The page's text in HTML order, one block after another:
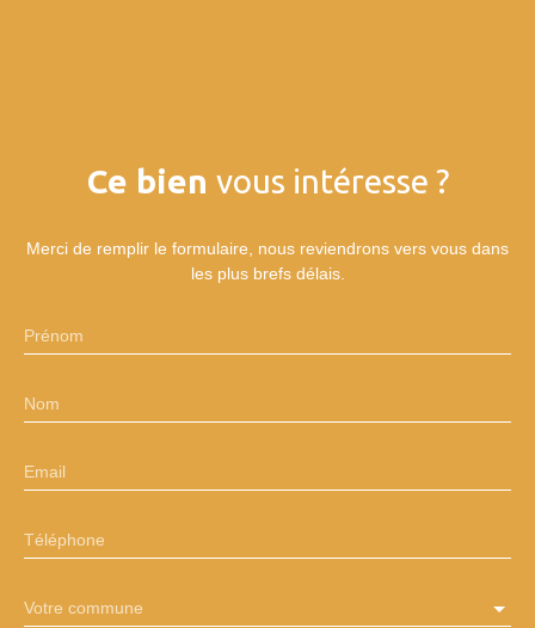
Ce bien vous intéresse ?
Merci de remplir le formulaire, nous reviendrons vers vous dans
les plus brefs délais.
Prénom
Nom
Email
Téléphone
Votre commune